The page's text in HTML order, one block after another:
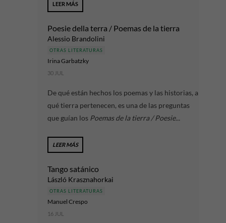
LEER MÁS
Poesie della terra / Poemas de la tierra
Alessio Brandolini
OTRAS LITERATURAS
Irina Garbatzky
30 JUL
De qué están hechos los poemas y las historias, a
qué tierra pertenecen, es una de las preguntas
que guían los Poemas de la tierra / Poesie...
LEER MÁS
Tango satánico
László Krasznahorkai
OTRAS LITERATURAS
Manuel Crespo
16 JUL